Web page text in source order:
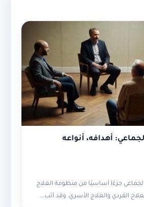
أهدافه، أنواعه
الجماعي جزءًا أساسيًا من منظومة العلاج
الفردي والعلاج الأسري. وقد أثب...